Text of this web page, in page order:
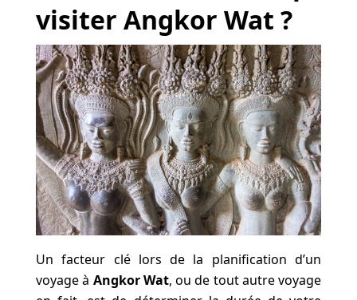
visiter Angkor Wat ?
Un facteur clé lors de la planification d’un
voyage à Angkor Wat, ou de tout autre voyage